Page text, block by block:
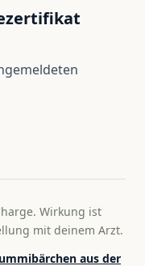
Wirkung ist
mit deinem Arzt.
aus der